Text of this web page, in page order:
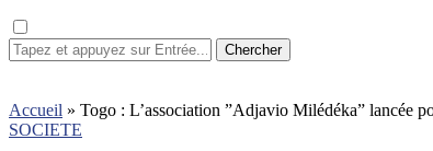
Chercher
Accueil » Togo : L’association ”Adjavio Milédéka” lancée
SOCIETE